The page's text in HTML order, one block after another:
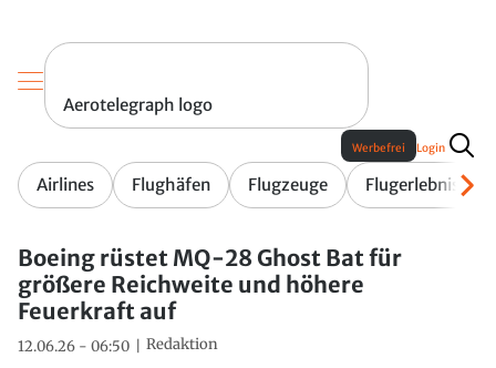
Aerotelegraph logo
Airlines Flughäfen Flugzeuge Flugerlebnis
Werbefrei Login
Boeing rüstet MQ-28 Ghost Bat für
größere Reichweite und höhere
Feuerkraft auf
12.06.26 - 06:50 Redaktion